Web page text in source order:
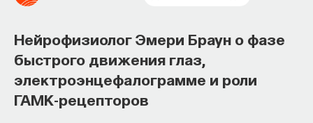
Нейрофизиолог Эмери Браун о фазе
быстрого движения глаз,
электроэнцефалограмме и роли
ГАМК-рецепторов
Как философия помогает составлять
собственное мнение
о происходящем в мире?